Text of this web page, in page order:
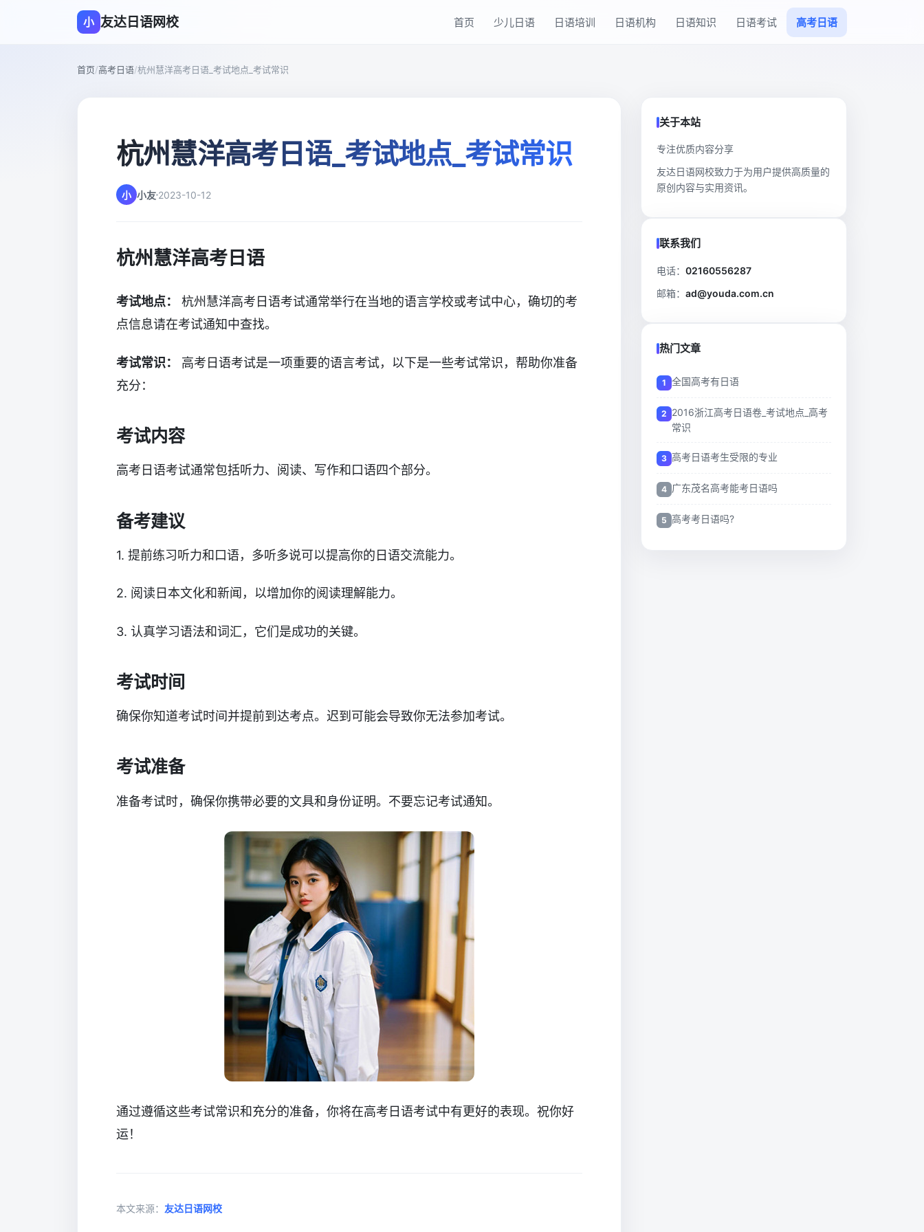
小 友达日语网校 首页 少儿日语 日语培训 日语机构 日语知识 日语考试 高考日语
首页/高考日语/杭州慧洋高考日语_考试地点_考试常识
杭州慧洋高考日语_考试地点_考试常识
小 小友 2023-10-12
杭州慧洋高考日语
考试地点：
杭州慧洋高考日语考试通常举行在当地的语言学校或考试中心，确切的考
点信息请在考试通知中查找。
考试常识：
高考日语考试是一项重要的语言考试，以下是一些考试常识，帮助你准备
充分：
考试内容
高考日语考试通常包括听力、阅读、写作和口语四个部分。
备考建议
1. 提前练习听力和口语，多听多说可以提高你的日语交流能力。
2. 阅读日本文化和新闻，以增加你的阅读理解能力。
3. 认真学习语法和词汇，它们是成功的关键。
考试时间
确保你知道考试时间并提前到达考点。迟到可能会导致你无法参加考试。
考试准备
准备考试时，确保你携带必要的文具和身份证明。不要忘记考试通知。
通过遵循这些考试常识和充分的准备，你将在高考日语考试中有更好的表现。祝你好
运！
本文来源： 友达日语网校
关于本站
专注优质内容分享
友达日语网校致力于为用户提供高质量的
原创内容与实用资讯。
联系我们
电话： 02160556287
邮箱： ad@youda.com.cn
热门文章
全国高考有日语
2016浙江高考日语卷_考试地点_高考
常识
高考日语考生受限的专业
广东茂名高考能考日语吗
高考考日语吗?